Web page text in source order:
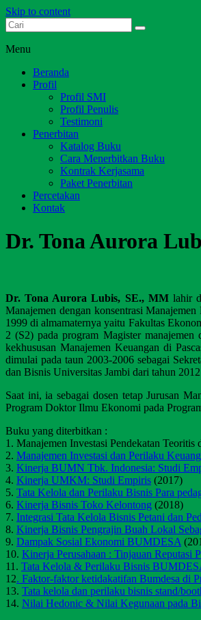
Skip to content
Dari Jambi untuk Indonesia
Menu
Beranda
Profil
Profil SMI
Profil Penulis
Testimoni
Penerbitan
Katalog Buku
Cara Menerbitkan Buku
Kontrak Kerjasama
Paket Penerbitan
Percetakan
Kontak
Dr. Tona Aurora
Dr. Tona Aurora Lubis, SE., MM lahir
Manajemen dengan konsentrasi
1999 di almamaternya yaitu Fakultas
2 (S2) pada program Magister
kekhususan Manajemen Keuangan di
dimulai pada taun 2003-2006 sebagai
dan Bisnis Universitas Jambi dari tahun
Saat ini, ia sebagai dosen tetap Jurusan
Program Doktor Ilmu Ekonomi pada
Buku yang diterbitkan :
1. Manajemen Investasi Pendekatan Teoritis
2. Manajemen Investasi dan Perilaku
3. Kinerja BUMN Tbk. Indonesia: Studi
4. Kinerja UMKM: Studi Empiris (2017)
5. Tata Kelola dan Perilaku Bisnis Para
6. Kinerja Bisnis Toko Kelontong (2018)
7. Integrasi Tata Kelola Bisnis Petani dan
8. Kinerja Bisnis Pengrajin Buah Lokal
9. Dampak Sosial Ekonomi BUMDESA
10. Kinerja Perusahaan : Tinjauan Reputasi
11. Tata Kelola & Perilaku Bisnis
12. Faktor-faktor ketidakatifan Bumdesa di
13. Tata kelola dan perilaku bisnis stand/
14. Nilai Hedonic & Nilai Kegunaan pada